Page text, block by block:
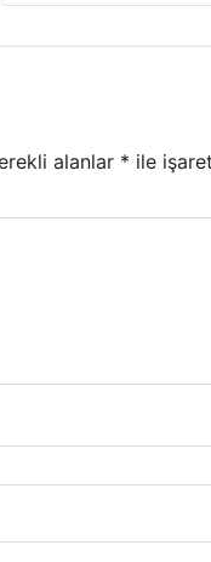
alanlar * ile